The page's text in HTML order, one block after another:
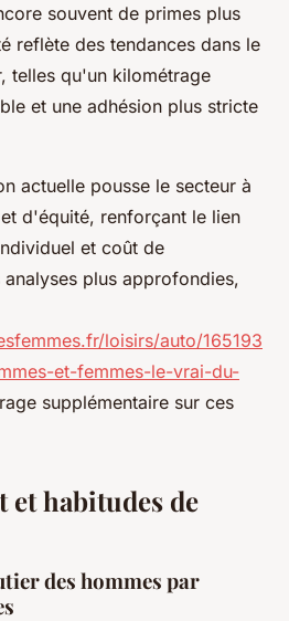
souvent de primes plus
reflète des tendances dans le
telles qu'un kilométrage
et une adhésion plus stricte
actuelle pousse le secteur à
d'équité, renforçant le lien
et coût de
plus approfondies,
loisirs/auto/165193
et-femmes-le-vrai-du-
supplémentaire sur ces
et habitudes de
des hommes par